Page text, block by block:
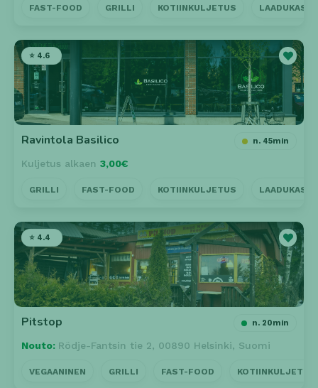
FAST-FOOD GRILLI KOTIINKULJETUS LAADUKAS
⭐ 4.6
Ravintola Basilico n. 45min
Kuljetus alkaen 3,00€
GRILLI FAST-FOOD KOTIINKULJETUS LAADUKAS
⭐ 4.4
Pitstop n. 20min
Nouto: Rödje-Fantsin tie 2, 00890 Helsinki, Suomi
VEGAANINEN GRILLI FAST-FOOD KOTIINKULJETUS